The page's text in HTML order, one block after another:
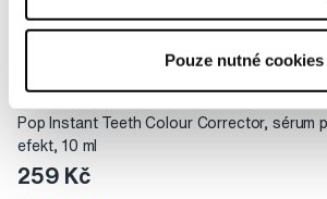
Pouze nutné cookies
Pop Instant Teeth Colour Corrector, sérum
efekt, 10 ml
259 Kč